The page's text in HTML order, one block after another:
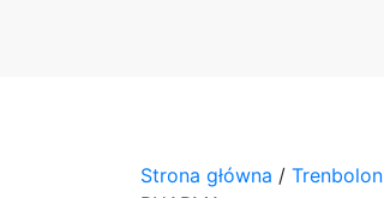
Strona główna / Trenbolon